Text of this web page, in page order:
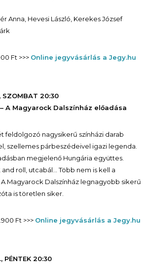
Anna, Hevesi László, Kerekes József
Ft >>> Online jegyvásárlás a Jegy.hu
20:30
A Magyarock Dalszínház előadása
feldolgozó nagysikerű színházi darab
szellemes párbeszédeivel igazi legenda.
megjelenő Hungária együttes.
roll, utcabál… Több nem is kell a
Magyarock Dalszínház legnagyobb sikerű
is töretlen siker.
Ft >>> Online jegyvásárlás a Jegy.hu
PÉNTEK 20:30